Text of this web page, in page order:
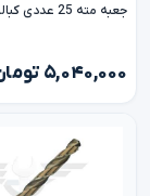
جعبه مته 25 عددی کبالت سایز 1-13
۵,۰۴۰,۰۰۰ تومان